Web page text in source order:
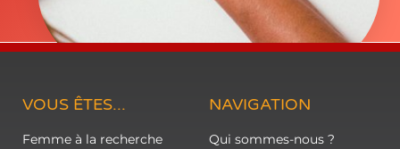
VOUS ÊTES...
Femme à la recherche
NAVIGATION
Qui sommes-nous ?